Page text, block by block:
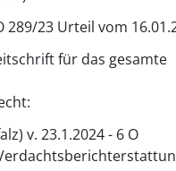
289/23 Urteil vom
für das gesamte
v. 23.1.2024 - 6 O